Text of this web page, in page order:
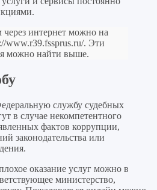
через интернет можно на
www.r39.fssprus.ru/. Эти
можно найти выше.
службу судебных
в случае некомпетентного
фактов коррупции,
законодательства или
оказание услуг можно в
министерство,